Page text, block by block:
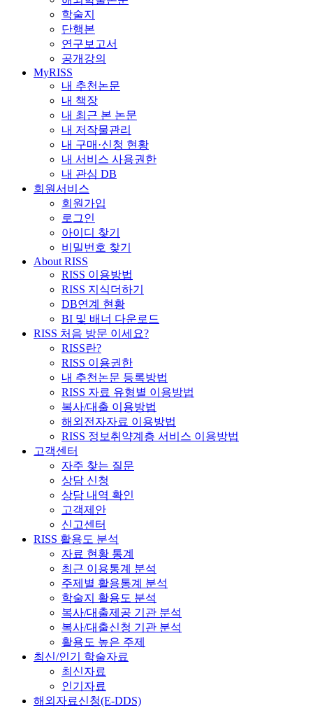
학술지
단행본
연구보고서
공개강의
MyRISS
내 추천논문
내 책장
내 최근 본 논문
내 저작물관리
내 구매·신청 현황
내 서비스 사용권한
내 관심 DB
회원서비스
회원가입
로그인
아이디 찾기
비밀번호 찾기
About RISS
RISS 이용방법
RISS 지식더하기
DB연계 현황
BI 및 배너 다운로드
RISS 처음 방문 이세요?
RISS란?
RISS 이용권한
내 추천논문 등록방법
RISS 자료 유형별 이용방법
복사/대출 이용방법
해외전자자료 이용방법
RISS 정보취약계층 서비스 이용방법
고객센터
자주 찾는 질문
상담 신청
상담 내역 확인
고객제안
신고센터
RISS 활용도 분석
자료 현황 통계
최근 이용통계 분석
주제별 활용통계 분석
학술지 활용도 분석
복사/대출제공 기관 분석
복사/대출신청 기관 분석
활용도 높은 주제
최신/인기 학술자료
최신자료
인기자료
해외자료신청(E-DDS)